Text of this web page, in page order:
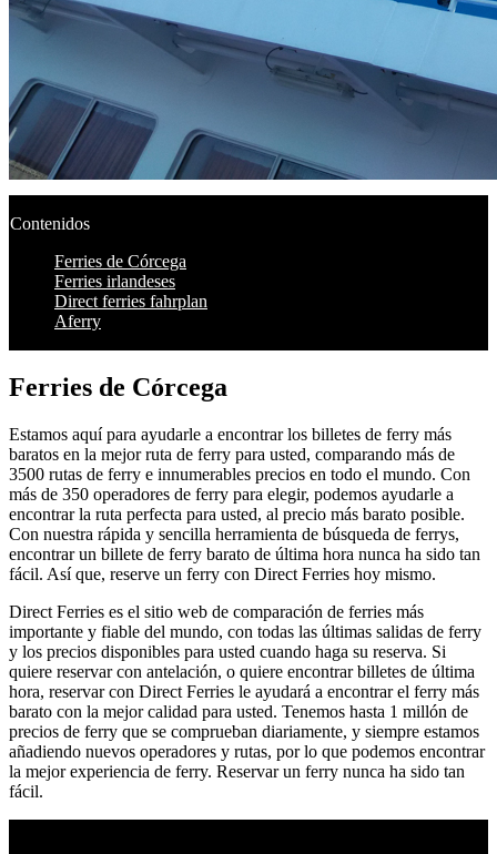
Contenidos
Ferries de Córcega
Ferries irlandeses
Direct ferries fahrplan
Aferry
Ferries de Córcega
Estamos aquí para ayudarle a encontrar los billetes de ferry más
baratos en la mejor ruta de ferry para usted, comparando más de
3500 rutas de ferry e innumerables precios en todo el mundo. Con
más de 350 operadores de ferry para elegir, podemos ayudarle a
encontrar la ruta perfecta para usted, al precio más barato posible.
Con nuestra rápida y sencilla herramienta de búsqueda de ferrys,
encontrar un billete de ferry barato de última hora nunca ha sido tan
fácil. Así que, reserve un ferry con Direct Ferries hoy mismo.
Direct Ferries es el sitio web de comparación de ferries más
importante y fiable del mundo, con todas las últimas salidas de ferry
y los precios disponibles para usted cuando haga su reserva. Si
quiere reservar con antelación, o quiere encontrar billetes de última
hora, reservar con Direct Ferries le ayudará a encontrar el ferry más
barato con la mejor calidad para usted. Tenemos hasta 1 millón de
precios de ferry que se comprueban diariamente, y siempre estamos
añadiendo nuevos operadores y rutas, por lo que podemos encontrar
la mejor experiencia de ferry. Reservar un ferry nunca ha sido tan
fácil.